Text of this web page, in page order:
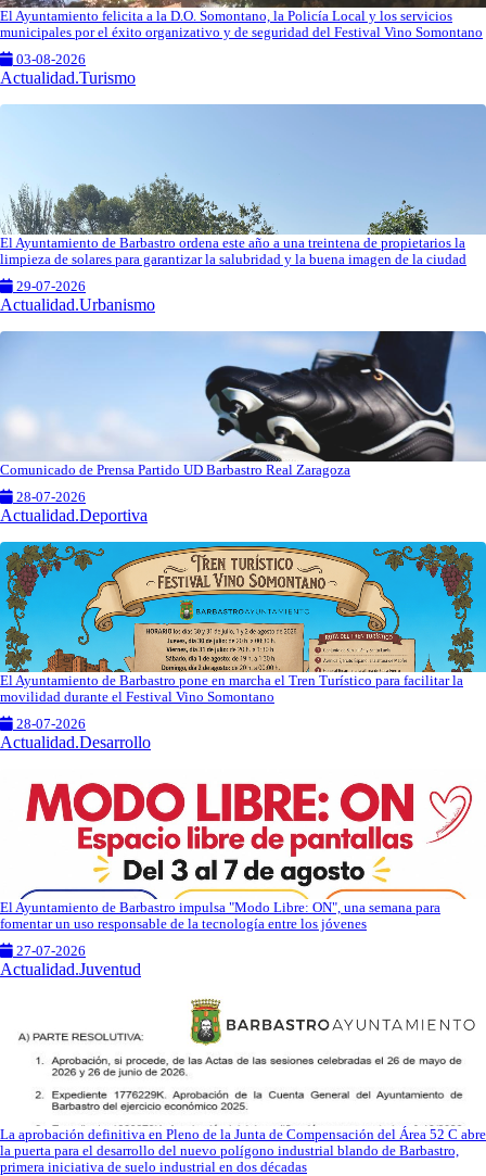
El Ayuntamiento felicita a la D.O. Somontano, la Policía Local y los servicios
municipales por el éxito organizativo y de seguridad del Festival Vino Somontano
03-08-2026
Actualidad.Turismo
El Ayuntamiento de Barbastro ordena este año a una treintena de propietarios la
limpieza de solares para garantizar la salubridad y la buena imagen de la ciudad
29-07-2026
Actualidad.Urbanismo
Comunicado de Prensa Partido UD Barbastro Real Zaragoza
28-07-2026
Actualidad.Deportiva
El Ayuntamiento de Barbastro pone en marcha el Tren Turístico para facilitar la
movilidad durante el Festival Vino Somontano
28-07-2026
Actualidad.Desarrollo
El Ayuntamiento de Barbastro impulsa "Modo Libre: ON", una semana para
fomentar un uso responsable de la tecnología entre los jóvenes
27-07-2026
Actualidad.Juventud
La aprobación definitiva en Pleno de la Junta de Compensación del Área 52 C abre
la puerta para el desarrollo del nuevo polígono industrial blando de Barbastro,
primera iniciativa de suelo industrial en dos décadas